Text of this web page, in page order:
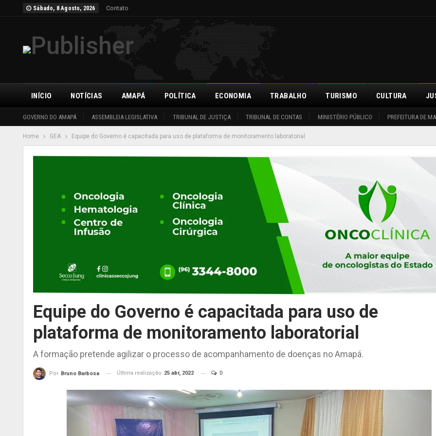
Sábado, 8 Agosto, 2026 Contato
INÍCIO
GOVERNO DO AMAPÁ ASSEMBLEIA LEGISLATIVA TRIBUNAL DE JUSTIÇA TRIBUNAL DE CONTAS MINISTÉRIO PÚBLICO PREFEITURA DE
NOTÍCIAS AMAPÁ POLÍTICA ECONOMIA TRABALHO TURISMO CULTURA
Home GEA Equipe do Governo é capacitada para uso de plataforma de monitoramento laboratorial
Equipe do Governo é capacitada para uso de
plataforma de monitoramento laboratorial
A formação pretende agilizar o processo de acompanhamento de doenças no Amapá.
Por Bruno Barbosa Última realização 25 abr, 2022 0